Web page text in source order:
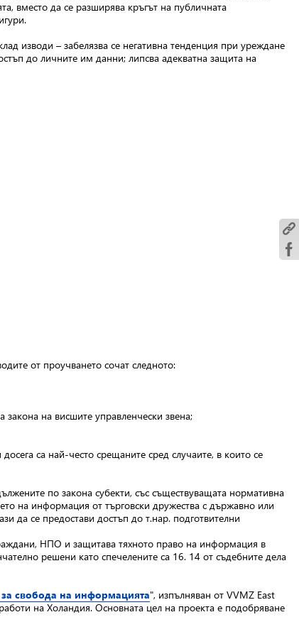
вместо да се разширява кръгът на публичната
изводи – забелязва се негативна тенденция при уреждане
до личните им данни; липсва адекватна защита на
от проучването сочат следното:
на висшите управленчески звена;
са най-често срещаните сред случаите, в които се
по закона субекти, със съществуващата нормативна
на информация от търговски дружества с държавно или
да се предостави достъп до т.нар. подготвителни
НПО и защитава тяхното право на информация в
решени като спечелените са 16. 14 от съдебните дела
свобода на информацията", изпълняван от VVMZ East
на Холандия. Основната цел на проекта е подобряване